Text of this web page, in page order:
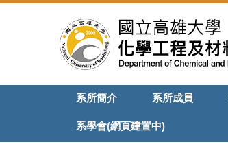
容
系所簡介 系所成員
系學會(網頁建置中)